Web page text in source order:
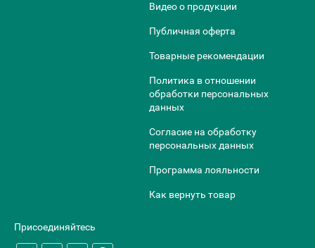
Видео о продукции
Публичная оферта
Товарные рекомендации
Политика в отношении
обработки персональных
данных
Согласие на обработку
персональных данных
Программа лояльности
Как вернуть товар
Присоединяйтесь